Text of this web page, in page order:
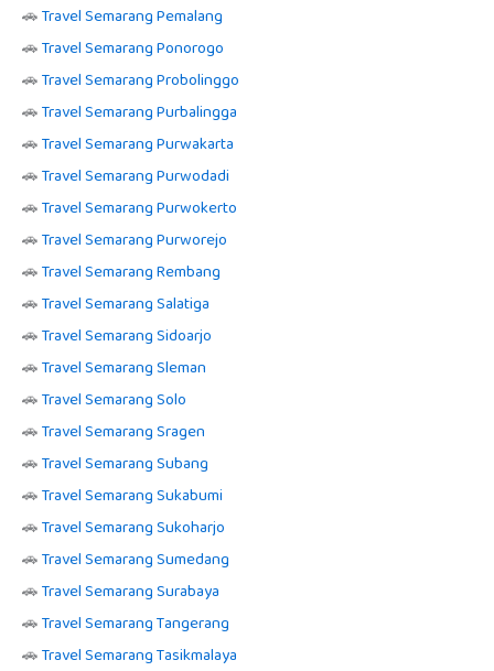
🚗Travel Semarang Pemalang
🚗Travel Semarang Ponorogo
🚗Travel Semarang Probolinggo
🚗Travel Semarang Purbalingga
🚗Travel Semarang Purwakarta
🚗Travel Semarang Purwodadi
🚗Travel Semarang Purwokerto
🚗Travel Semarang Purworejo
🚗Travel Semarang Rembang
🚗Travel Semarang Salatiga
🚗Travel Semarang Sidoarjo
🚗Travel Semarang Sleman
🚗Travel Semarang Solo
🚗Travel Semarang Sragen
🚗Travel Semarang Subang
🚗Travel Semarang Sukabumi
🚗Travel Semarang Sukoharjo
🚗Travel Semarang Sumedang
🚗Travel Semarang Surabaya
🚗Travel Semarang Tangerang
🚗Travel Semarang Tasikmalaya